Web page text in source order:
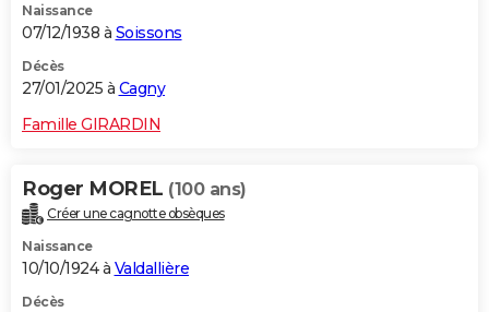
Naissance
07/12/1938 à Soissons
Décès
27/01/2025 à Cagny
Famille GIRARDIN
Roger MOREL (100 ans)
Créer une cagnotte obsèques
Naissance
10/10/1924 à Valdallière
Décès